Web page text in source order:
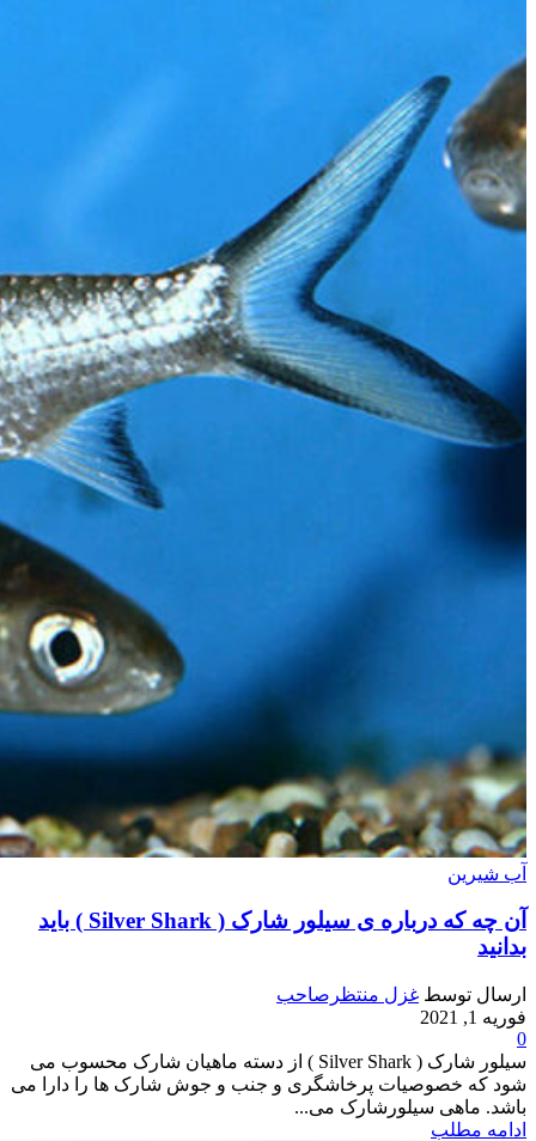
آب شیرین
آن چه که درباره ی سیلور شارک ( Silver Shark ) باید
بدانید
ارسال توسط غزل منتظرصاحب
فوریه 1, 2021
0
سیلور شارک ( Silver Shark ) از دسته ماهیان شارک محسوب می
شود که خصوصیات پرخاشگری و جنب و جوش شارک ها را دارا می
باشد. ماهی سیلورشارک می...
ادامه مطلب